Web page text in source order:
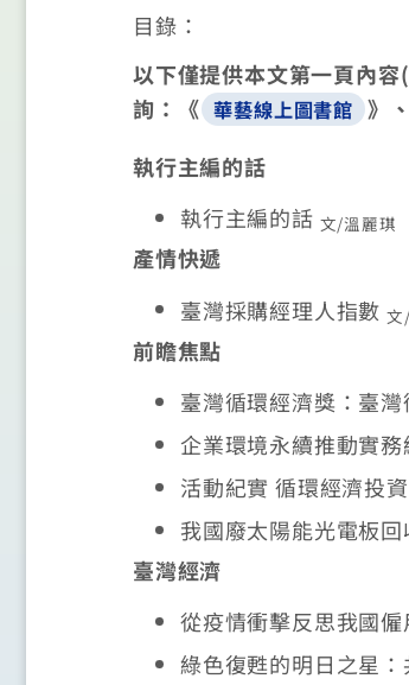
目錄：
以下僅提供本文第一頁內
詢：《 華藝線上圖書館 》
執行主編的話
執行主編的話 文/溫麗琪
產情快遞
臺灣採購經理人指數 文
前瞻焦點
臺灣循環經濟獎：臺
企業環境永續推動實務
活動紀實 循環經濟投
我國廢太陽能光電板
臺灣經濟
從疫情衝擊反思我國
綠色復甦的明日之星